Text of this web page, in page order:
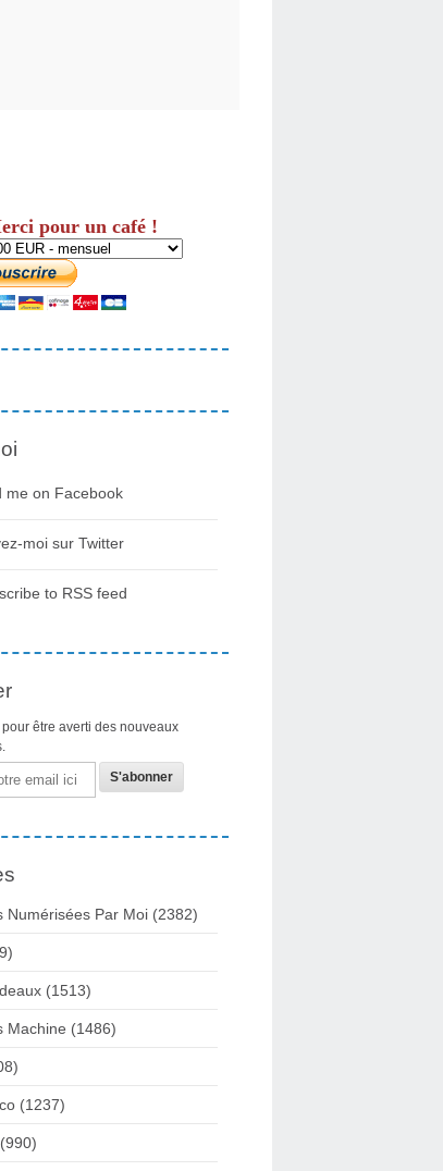
pour un café !
me on Facebook
moi sur Twitter
to RSS feed
être averti des nouveaux
Numérisées Par Moi (2382)
(1513)
Machine (1486)
(1237)
(990)